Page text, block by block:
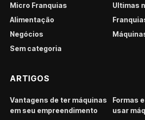
Micro Franquias
Últimas
Alimentação
Negócios
Sem categoria
ARTIGOS
Vantagens de ter máquinas
em seu empreendimento
Formas
usar